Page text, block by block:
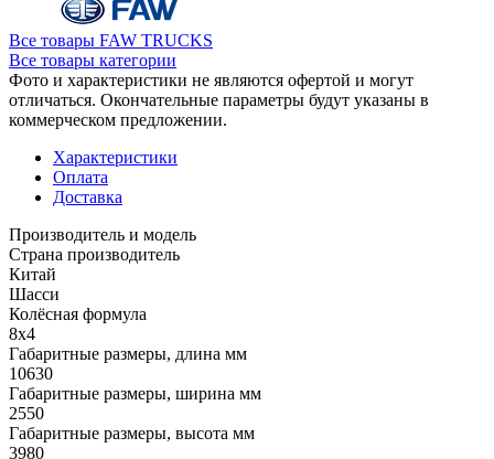
Все товары FAW TRUCKS
Все товары категории
Фото и характеристики не являются офертой и могут
отличаться. Окончательные параметры будут указаны в
коммерческом предложении.
Характеристики
Оплата
Доставка
Производитель и модель
Страна производитель
Китай
Шасси
Колёсная формула
8x4
Габаритные размеры, длина мм
10630
Габаритные размеры, ширина мм
2550
Габаритные размеры, высота мм
3980